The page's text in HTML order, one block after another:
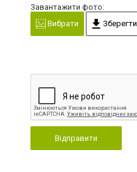
Завантажити фото:
Вибрати
Зберегти
Відправити